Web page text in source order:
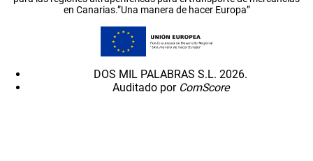
en Canarias.”Una manera de hacer Europa”
DOS MIL PALABRAS S.L. 2026.
Auditado por ComScore